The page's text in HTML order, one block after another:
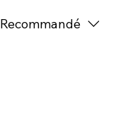
Recommandé